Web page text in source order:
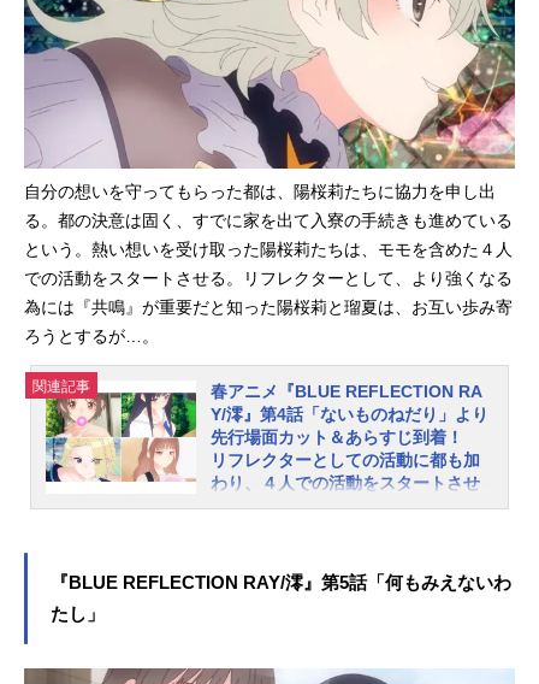
ィング映像も公開となりました。さ
らにED主題歌「最深」は本日より各
配信サイトにて配信中。あわせてジ
ャケットも解禁です。本日4月17日1
8時より「最深」のMusicVideoも解禁
となるので、あわせてご紹介しまし
ょう。第3話「本心隠して」あらすじ
再び暴走した都の想い、その『フラ
グメント』を狙って新たなリフレク
ターが現れた。彼女たちは陽桜莉た
ちと違い、フラグメントを奪い取る
ことを目的としていた。同じリフレ
必死に戦う陽桜莉の姿を前に”ある過
去”を思い出す…。TVアニメ『BLUE
REFLECTIONRAY/澪』ノンクレジッ
トED映像公開！★ACCAMER（アッ
カメル）の歌う「最深」に乗せ、ま
自分の想いを守ってもらった都は、陽桜莉たちに協力を申し出
る。都の決意は固く、すでに家を出て入寮の手続きも進めている
という。熱い想いを受け取った陽桜莉たちは、モモを含めた４人
での活動をスタートさせる。リフレクターとして、より強くなる
為には『共鳴』が重要だと知った陽桜莉と瑠夏は、お互い歩み寄
ろうとするが…。
関連記事
春アニメ『BLUE REFLECTION RA
Y/澪』第4話「ないものねだり」より
先行場面カット＆あらすじ到着！
リフレクターとしての活動に都も加
わり、４人での活動をスタートさせ
る
UEREFLECTION 幻に舞う少女の
ジェクト」。新作ゲーム2タイトルの
『BLUE REFLECTION RAY/澪』第5話「何もみえないわ
たし」